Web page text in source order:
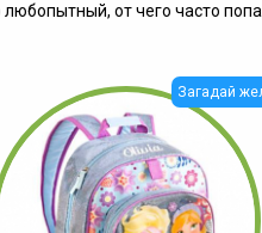
от чего часто
Загадай